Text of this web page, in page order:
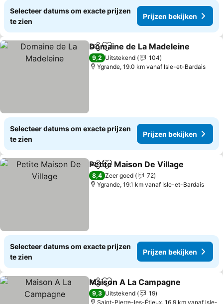
Selecteer datums om exacte prijzen
te zien
Prijzen bekijken
DelenToevoegen aan favorieten
Domaine de La Madeleine
9,2 Uitstekend
104
Ygrande, 19.0 km vanaf Isle-et-Bardais
Selecteer datums om exacte prijzen
te zien
Prijzen bekijken
DelenToevoegen aan favorieten
Petite Maison De Village
8,4 Zeer goed
72
Ygrande, 19.1 km vanaf Isle-et-Bardais
Selecteer datums om exacte prijzen
te zien
Prijzen bekijken
DelenToevoegen aan favorieten
Maison A La Campagne
9,3 Uitstekend
19
Saint-Pierre-les-Étieux, 16.9 km vanaf Isle-